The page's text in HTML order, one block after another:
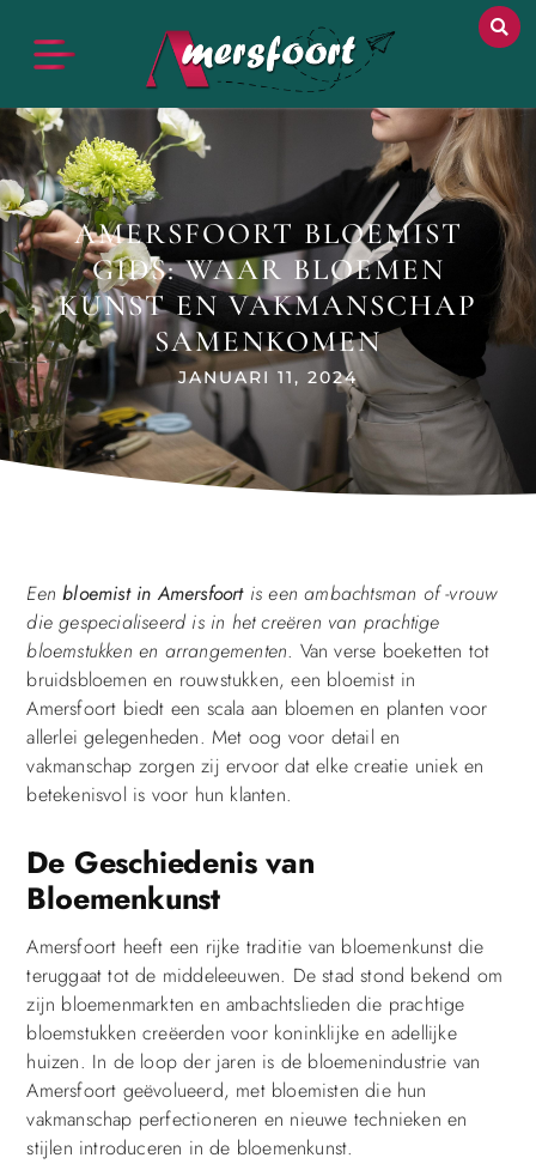
AMERSFOORT BLOEMIST
GIDS: WAAR BLOEMEN
KUNST EN VAKMANSCHAP
SAMENKOMEN
JANUARI 11, 2024
Eenbloemist in Amersfoortis een ambachtsman of -vrouw
die gespecialiseerd is in het creëren van prachtige
bloemstukken en arrangementen. Van verse boeketten tot
bruidsbloemen en rouwstukken, een bloemist in
Amersfoort biedt een scala aan bloemen en planten voor
allerlei gelegenheden. Met oog voor detail en
vakmanschap zorgen zij ervoor dat elke creatie uniek en
betekenisvol is voor hun klanten.
De Geschiedenis van
Bloemenkunst
Amersfoort heeft een rijke traditie van bloemenkunst die
teruggaat tot de middeleeuwen. De stad stond bekend om
zijn bloemenmarkten en ambachtslieden die prachtige
bloemstukken creëerden voor koninklijke en adellijke
huizen. In de loop der jaren is de bloemenindustrie van
Amersfoort geëvolueerd, met bloemisten die hun
vakmanschap perfectioneren en nieuwe technieken en
stijlen introduceren in de bloemenkunst.